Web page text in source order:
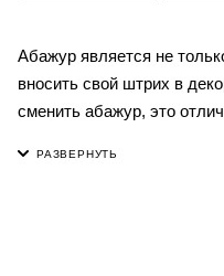
Абажур является не
вносить свой штрих в
сменить абажур, это